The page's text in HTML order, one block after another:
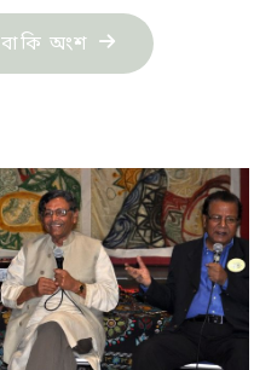
বাকি অংশ "কবি
ফেরদৌস